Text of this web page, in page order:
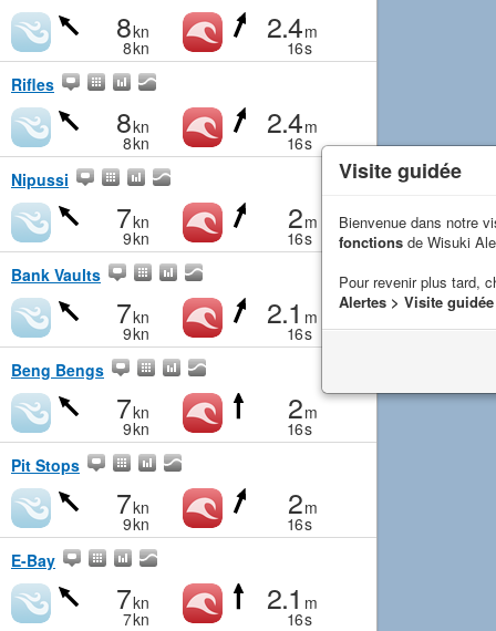
8kn
8kn
2.4m
16s
Rifles
8kn
8kn
2.4m
16s
Nipussi
7kn
9kn
2m
16s
Bank Vaults
7kn
9kn
2.1 m
16s
Beng Bengs
7kn
9kn
2m
16s
Pit Stops
7kn
9kn
2m
16s
E-Bay
7kn
7kn
2.1 m
16s
Visite guidée
Bienvenue dans notre
fonctions de Wisuki
Pour revenir plus tard,
Alertes > Visite guidée